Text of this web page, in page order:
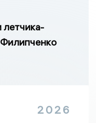
летчика-
2026